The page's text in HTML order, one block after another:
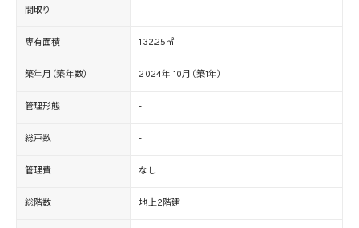
間取り -
専有面積 132.25㎡
築年月（築年数） 2024年 10月（築1年）
管理形態 -
総戸数 -
管理費 なし
総階数 地上2階建